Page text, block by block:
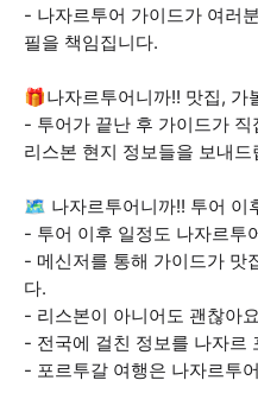
- 나자르투어 가이드가 여러
필을 책임집니다.
🎁나자르투어니까!! 맛집, 가
- 투어가 끝난 후 가이드가
리스본 현지 정보들을 보내드
🗺️ 나자르투어니까!! 투어 이
- 투어 이후 일정도 나자르투
- 메신저를 통해 가이드가 맛
다.
- 리스본이 아니어도 괜찮아
- 전국에 걸친 정보를 나자르
- 포르투갈 여행은 나자르투